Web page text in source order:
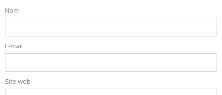
Nom
E-mail
Site web